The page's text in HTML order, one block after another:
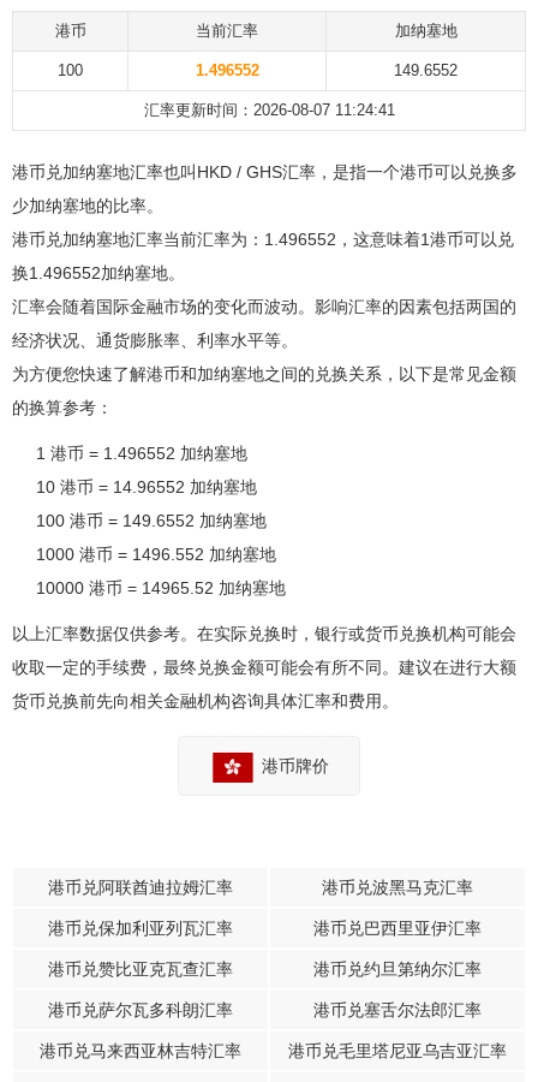
港币 当前汇率 加纳塞地
100 1.496552 149.6552
汇率更新时间：2026-08-07 11:24:41
港币兑加纳塞地汇率也叫HKD / GHS汇率，是指一个港币可以兑换多
少加纳塞地的比率。
港币兑加纳塞地汇率当前汇率为：1.496552，这意味着1港币可以兑
换1.496552加纳塞地。
汇率会随着国际金融市场的变化而波动。影响汇率的因素包括两国的
经济状况、通货膨胀率、利率水平等。
为方便您快速了解港币和加纳塞地之间的兑换关系，以下是常见金额
的换算参考：
1 港币 = 1.496552 加纳塞地
10 港币 = 14.96552 加纳塞地
100 港币 = 149.6552 加纳塞地
1000 港币 = 1496.552 加纳塞地
10000 港币 = 14965.52 加纳塞地
以上汇率数据仅供参考。在实际兑换时，银行或货币兑换机构可能会
收取一定的手续费，最终兑换金额可能会有所不同。建议在进行大额
货币兑换前先向相关金融机构咨询具体汇率和费用。
港币牌价
港币兑阿联酋迪拉姆汇率 港币兑波黑马克汇率
港币兑保加利亚列瓦汇率 港币兑巴西里亚伊汇率
港币兑赞比亚克瓦查汇率 港币兑约旦第纳尔汇率
港币兑萨尔瓦多科朗汇率 港币兑塞舌尔法郎汇率
港币兑马来西亚林吉特汇率 港币兑毛里塔尼亚乌吉亚汇率